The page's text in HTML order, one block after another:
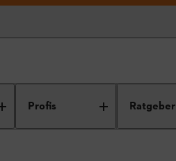
Profis Ratgeber